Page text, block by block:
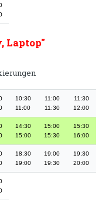
Laptop"
10:30
11:00
11:00
11:30
11:30
12:00
14:30
15:00
15:00
15:30
15:30
16:00
18:30
19:00
19:00
19:30
19:30
20:00